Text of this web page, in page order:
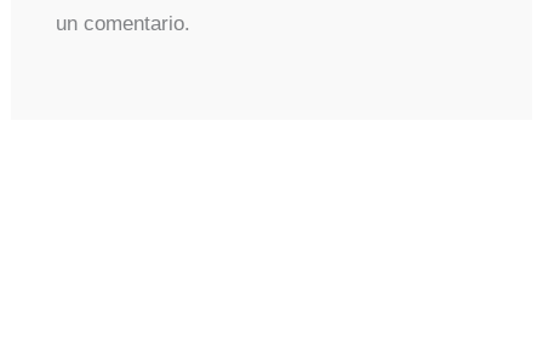
un comentario.